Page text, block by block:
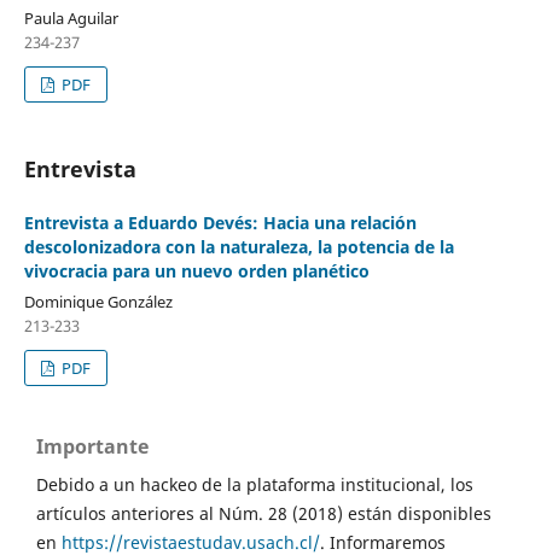
Paula Aguilar
234-237
PDF
Entrevista
Entrevista a Eduardo Devés: Hacia una relación
descolonizadora con la naturaleza, la potencia de la
vivocracia para un nuevo orden planético
Dominique González
213-233
PDF
Importante
Debido a un hackeo de la plataforma institucional, los
artículos anteriores al Núm. 28 (2018) están disponibles
en https://revistaestudav.usach.cl/. Informaremos